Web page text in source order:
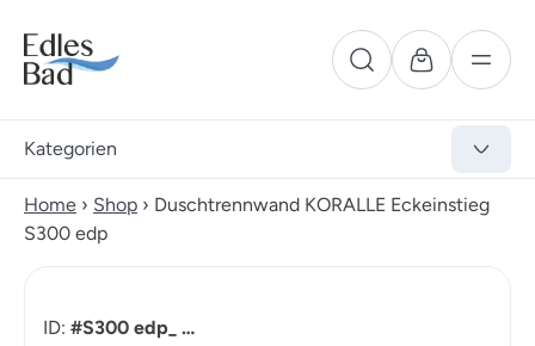
Kategorien
Home › Shop › Duschtrennwand KORALLE Eckeinstieg
S300 edp
ID: #S300 edp_ …